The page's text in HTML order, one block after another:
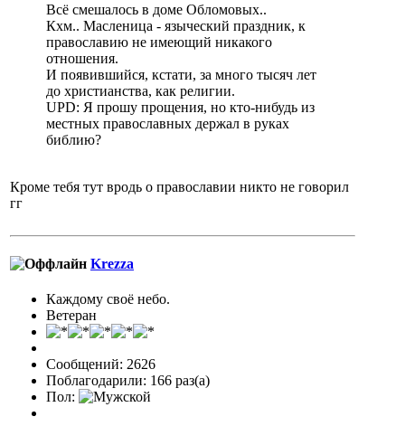
Всё смешалось в доме Обломовых..
Кхм.. Масленица - языческий праздник, к
православию не имеющий никакого
отношения.
И появившийся, кстати, за много тысяч лет
до христианства, как религии.
UPD: Я прошу прощения, но кто-нибудь из
местных православных держал в руках
библию?
Кроме тебя тут вродь о православии никто не говорил
гг
Krezza
Каждому своё небо.
Ветеран
Сообщений: 2626
Поблагодарили: 166 раз(а)
Пол: